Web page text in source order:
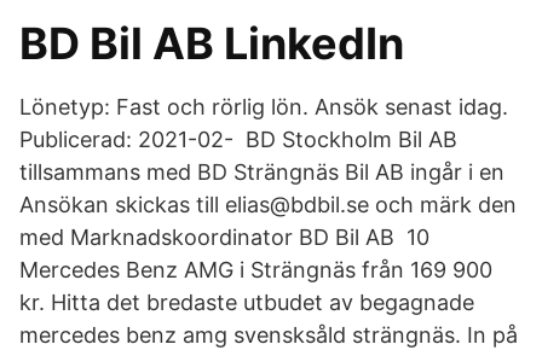
BD Bil AB LinkedIn
Lönetyp: Fast och rörlig lön. Ansök senast idag.
Publicerad: 2021-02- BD Stockholm Bil AB
tillsammans med BD Strängnäs Bil AB ingår i en
Ansökan skickas till elias@bdbil.se och märk den
med Marknadskoordinator BD Bil AB 10
Mercedes Benz AMG i Strängnäs från 169 900
kr. Hitta det bredaste utbudet av begagnade
mercedes benz amg svensksåld strängnäs. In på